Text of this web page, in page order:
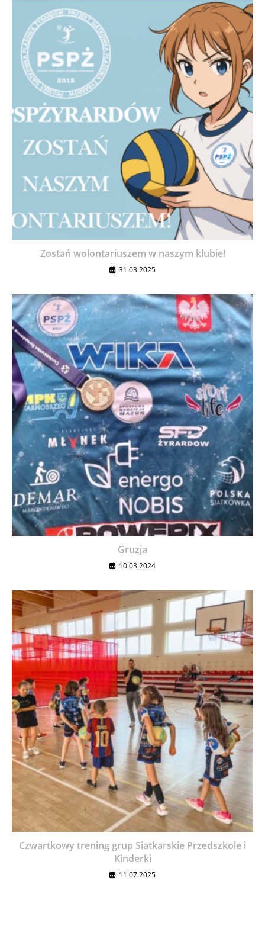
Zostań wolontariuszem w naszym klubie!
31.03.2025
Gruzja
10.03.2024
Czwartkowy trening grup Siatkarskie Przedszkole i
Kinderki
11.07.2025